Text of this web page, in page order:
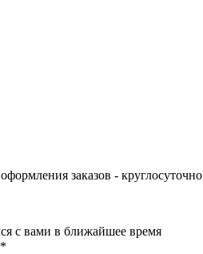
заказов - круглосуточно
с вами в ближайшее время
*